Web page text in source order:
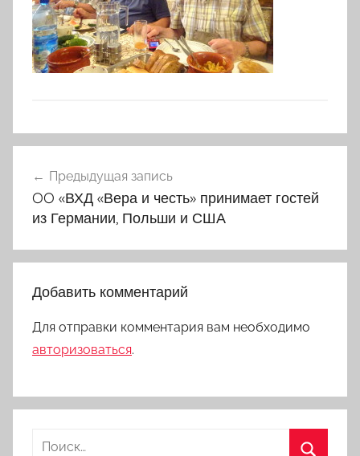
по
записям
Предыдущая запись
OO «ВХД «Вера и честь» принимает гостей
из Германии, Польши и США
Добавить комментарий
Для отправки комментария вам необходимо
авторизоваться.
Найти: